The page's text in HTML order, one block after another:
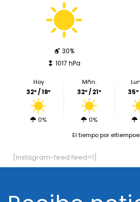
30%
1017 hPa
Hoy
32º / 19º
0%
Mñn.
32º / 21º
0%
35º
El tiempopor
[instagram-feed feed=1]